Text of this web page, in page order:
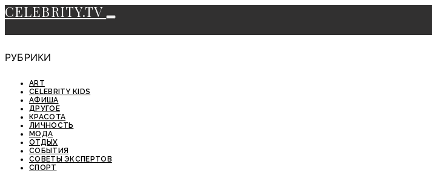
CELEBRITY.TV
РУБРИКИ
ART
CELEBRITY KIDS
АФИША
ДРУГОЕ
КРАСОТА
ЛИЧНОСТЬ
МОДА
ОТДЫХ
СОБЫТИЯ
СОВЕТЫ ЭКСПЕРТОВ
СПОРТ